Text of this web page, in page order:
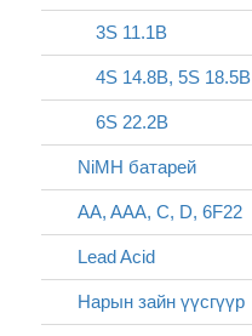
3S 11.1В
4S 14.8В, 5S 18.5В
6S 22.2В
NiMH батарей
AA, AAA, C, D, 6F22
Lead Acid
Нарын зайн үүсгүүр